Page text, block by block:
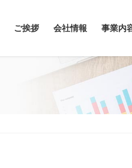
ご挨拶 会社情報 事業内